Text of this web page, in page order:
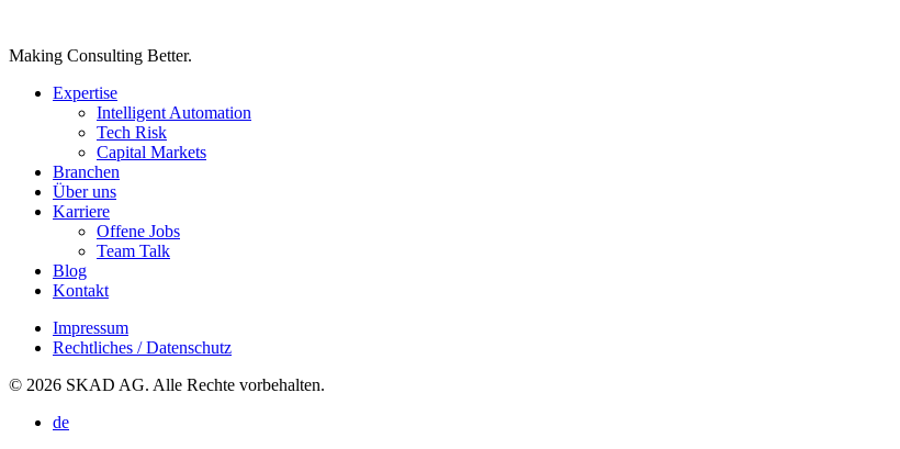
Making Consulting Better.
Expertise
Intelligent Automation
Tech Risk
Capital Markets
Branchen
Über uns
Karriere
Offene Jobs
Team Talk
Blog
Kontakt
Impressum
Rechtliches / Datenschutz
© 2026 SKAD AG. Alle Rechte vorbehalten.
de